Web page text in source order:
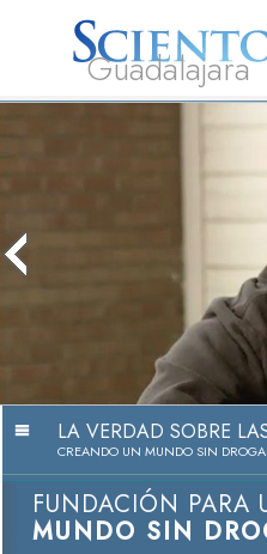
Guadalajara
LA VERDAD SOBRE
CREANDO UN MUNDO SIN
FUNDACIÓN PARA
MUNDO SIN